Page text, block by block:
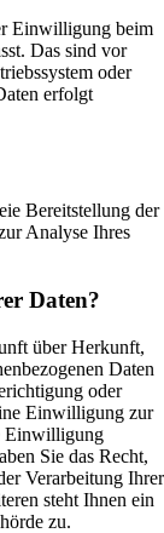
Einwilligung beim
Das sind vor
oder
erfolgt
Bereitstellung der
Analyse Ihres
Daten?
über Herkunft,
Daten
oder
Einwilligung zur
Einwilligung
Sie das Recht,
Verarbeitung Ihrer
steht Ihnen ein
zu.